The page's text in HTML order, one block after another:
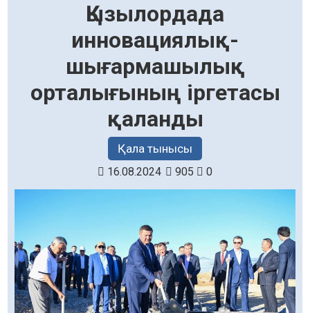
Қызылордада
инновациялық-
шығармашылық
орталығының іргетасы
қаланды
Қала тынысы
16.08.2024 905 0